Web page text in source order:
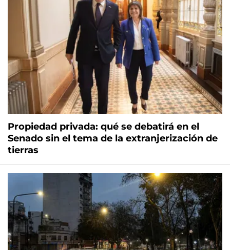
Propiedad privada: qué se debatirá en el
Senado sin el tema de la extranjerización de
tierras